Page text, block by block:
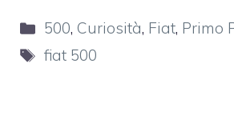
Categorie
500, Curiosità, Fiat, Primo
Tag
fiat 500